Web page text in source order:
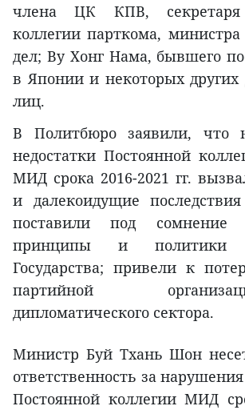
члена ЦК КПВ, секретаря
коллегии парткома,
дел; Ву Хонг Нама, бывшего
в Японии и некоторых
лиц.
В Политбюро заявили, что
недостатки Постоянной
МИД срока 2016-2021 гг.
и далекоидущие
поставили под сомнение
принципы и
Государства; привели к
партийной
дипломатического сектора.
Министр Буй Тхань Шон
ответственность за
Постоянной коллегии МИД